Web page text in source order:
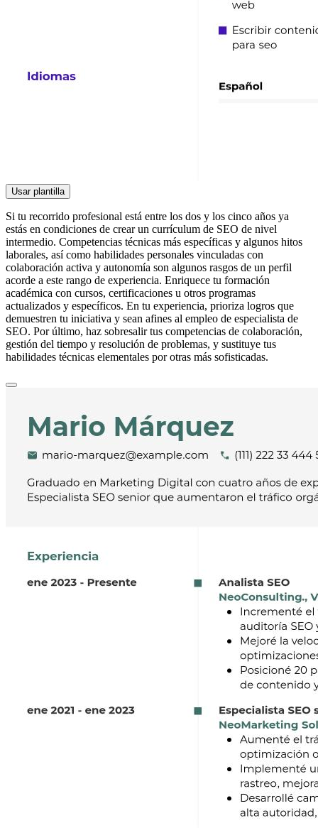
Usar plantilla
Si tu recorrido profesional está entre los dos y los cinco años ya
estás en condiciones de crear un currículum de SEO de nivel
intermedio. Competencias técnicas más específicas y algunos hitos
laborales, así como habilidades personales vinculadas con
colaboración activa y autonomía son algunos rasgos de un perfil
acorde a este rango de experiencia. Enriquece tu formación
académica con cursos, certificaciones u otros programas
actualizados y específicos. En tu experiencia, prioriza logros que
demuestren tu iniciativa y sean afines al empleo de especialista de
SEO. Por último, haz sobresalir tus competencias de colaboración,
gestión del tiempo y resolución de problemas, y sustituye tus
habilidades técnicas elementales por otras más sofisticadas.